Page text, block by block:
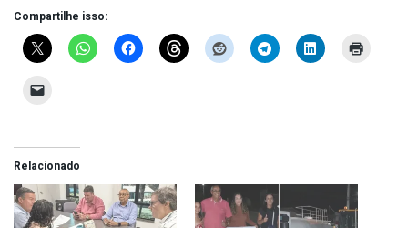
Compartilhe isso:
Relacionado